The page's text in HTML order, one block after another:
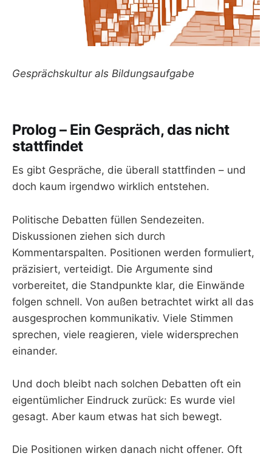
Gesprächskultur als Bildungsaufgabe
Prolog – Ein Gespräch, das nicht
stattfindet
Es gibt Gespräche, die überall stattfinden – und
doch kaum irgendwo wirklich entstehen.
Politische Debatten füllen Sendezeiten.
Diskussionen ziehen sich durch
Kommentarspalten. Positionen werden formuliert,
präzisiert, verteidigt. Die Argumente sind
vorbereitet, die Standpunkte klar, die Einwände
folgen schnell. Von außen betrachtet wirkt all das
ausgesprochen kommunikativ. Viele Stimmen
sprechen, viele reagieren, viele widersprechen
einander.
Und doch bleibt nach solchen Debatten oft ein
eigentümlicher Eindruck zurück: Es wurde viel
gesagt. Aber kaum etwas hat sich bewegt.
Die Positionen wirken danach nicht offener. Oft